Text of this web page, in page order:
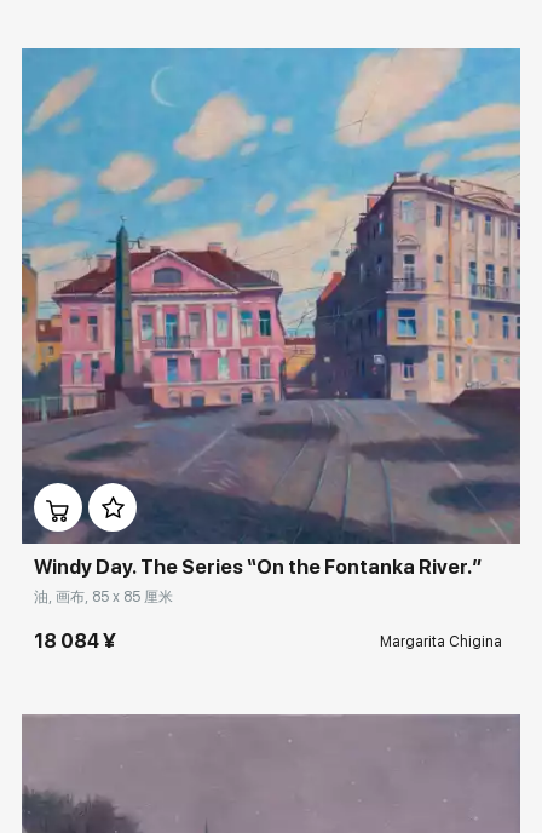
Домен: rakovgallery.cn
Windy Day. The Series “On the Fontanka River.”
油, 画布, 85 x 85 厘米
18 084 ¥ Margarita Chigina